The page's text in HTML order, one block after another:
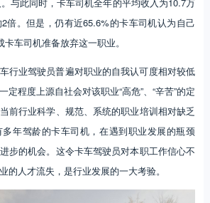
倍。但是，仍有近65.6%的卡车司机认为自己
卡车司机准备放弃这一职业。
行业驾驶员普遍对职业的自我认可度相对较低
定程度上源自社会对该职业“高危”、“辛苦”的定
前行业科学、规范、系统的职业培训相对缺乏
年驾龄的卡车司机，在遇到职业发展的瓶颈
步的机会。这令卡车驾驶员对本职工作信心不
的人才流失，是行业发展的一大考验。